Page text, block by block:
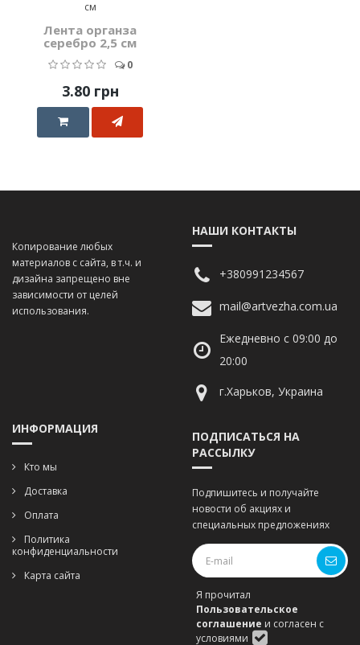
Лента органза
серебро 2,5 см
0
3.80 грн
Копирование любых
материалов с сайта, в т.ч. и
дизайна запрещено вне
зависимости от целей
использования.
НАШИ КОНТАКТЫ
+380991234567
mail@artvezha.com.ua
Ежедневно с 09:00 до
20:00
г.Харьков, Украина
ИНФОРМАЦИЯ
Кто мы
Доставка
Оплата
Политика
конфиденциальности
Карта сайта
ПОДПИСАТЬСЯ НА
РАССЫЛКУ
Подпишитесь и получайте
новости об акциях и
специальных предложениях
Я прочитал
Пользовательское
соглашение и согласен с
условиями